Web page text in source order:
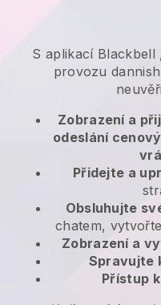
S aplikací Blackbell
provozu
Zobrazení a
odeslání
Přidejte a
Obsluhujte
chatem,
Zobrazení a
Spravujte
Přístup